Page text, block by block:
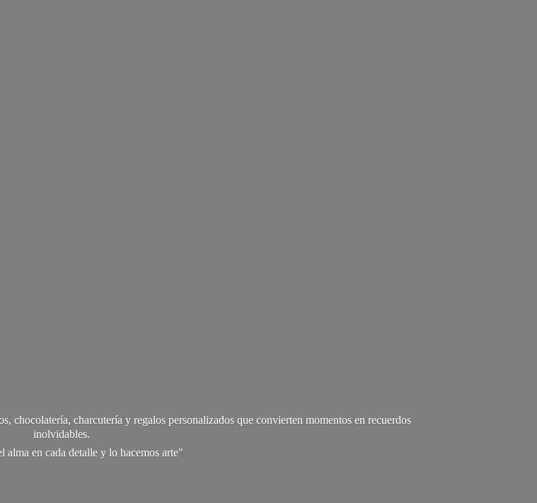
chocolatería, charcutería y regalos personalizados que convierten momentos en recuerdos
inolvidables.
alma en cada detalle y lo hacemos arte"